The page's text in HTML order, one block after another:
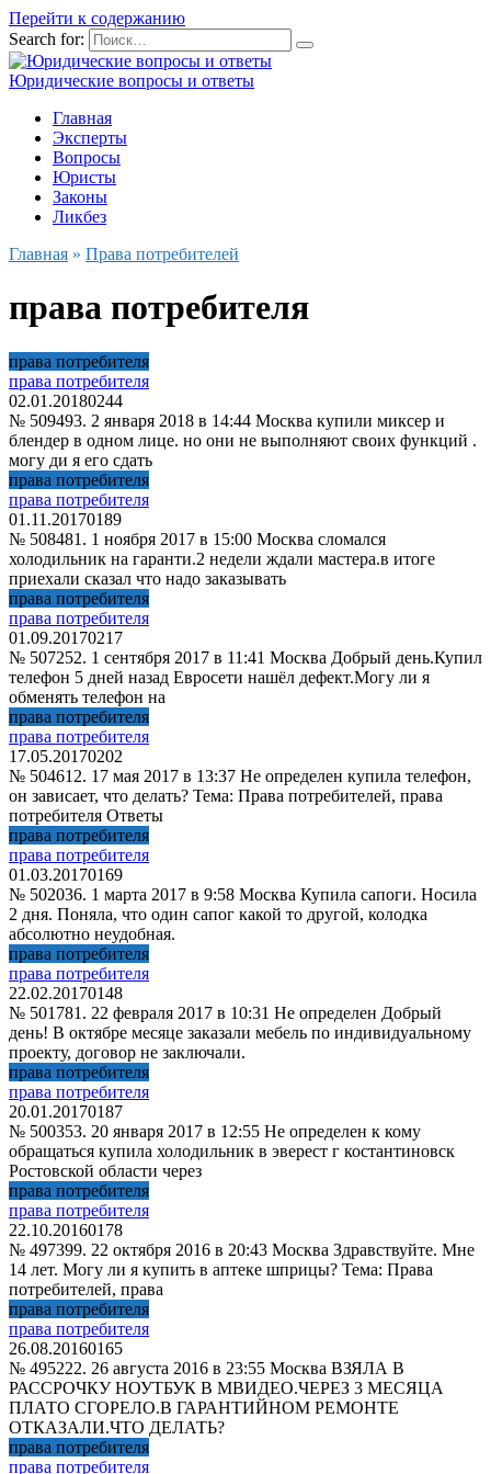
Перейти к содержанию
Search for:
Юридические вопросы и ответы
Главная
Эксперты
Вопросы
Юристы
Законы
Ликбез
Главная » Права потребителей
права потребителя
права потребителя
права потребителя
02.01.20180244
№ 509493. 2 января 2018 в 14:44 Москва купили миксер и
блендер в одном лице. но они не выполняют своих функций .
могу ди я его сдать
права потребителя
права потребителя
01.11.20170189
№ 508481. 1 ноября 2017 в 15:00 Москва сломался
холодильник на гаранти.2 недели ждали мастера.в итоге
приехали сказал что надо заказывать
права потребителя
права потребителя
01.09.20170217
№ 507252. 1 сентября 2017 в 11:41 Москва Добрый день.Купил
телефон 5 дней назад Евросети нашёл дефект.Могу ли я
обменять телефон на
права потребителя
права потребителя
17.05.20170202
№ 504612. 17 мая 2017 в 13:37 Не определен купила телефон,
он зависает, что делать? Тема: Права потребителей, права
потребителя Ответы
права потребителя
права потребителя
01.03.20170169
№ 502036. 1 марта 2017 в 9:58 Москва Купила сапоги. Носила
2 дня. Поняла, что один сапог какой то другой, колодка
абсолютно неудобная.
права потребителя
права потребителя
22.02.20170148
№ 501781. 22 февраля 2017 в 10:31 Не определен Добрый
день! В октябре месяце заказали мебель по индивидуальному
проекту, договор не заключали.
права потребителя
права потребителя
20.01.20170187
№ 500353. 20 января 2017 в 12:55 Не определен к кому
обращаться купила холодильник в эверест г костантиновск
Ростовской области через
права потребителя
права потребителя
22.10.20160178
№ 497399. 22 октября 2016 в 20:43 Москва Здравствуйте. Мне
14 лет. Могу ли я купить в аптеке шприцы? Тема: Права
потребителей, права
права потребителя
права потребителя
26.08.20160165
№ 495222. 26 августа 2016 в 23:55 Москва ВЗЯЛА В
РАССРОЧКУ НОУТБУК В МВИДЕО.ЧЕРЕЗ 3 МЕСЯЦА
ПЛАТО СГОРЕЛО.В ГАРАНТИЙНОМ РЕМОНТЕ
ОТКАЗАЛИ.ЧТО ДЕЛАТЬ?
права потребителя
права потребителя